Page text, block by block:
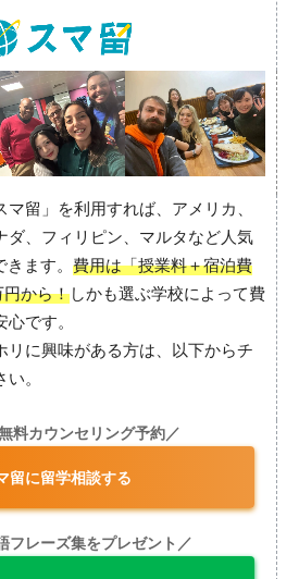
留」を利用すれば、アメリカ、
ダ、フィリピン、マルタなど人気
ます。 費用は「授業料＋宿泊費
から！しかも選ぶ学校によって費
です。
リに興味がある方は、以下からチ
。
料カウンセリング予約／
留に留学相談する
フレーズ集をプレゼント／